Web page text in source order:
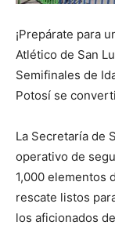
¡Prepárate para
Atlético de San
Semifinales de
Potosí se
La Secretaría de
operativo de
1,000 elementos
rescate listos
los aficionados